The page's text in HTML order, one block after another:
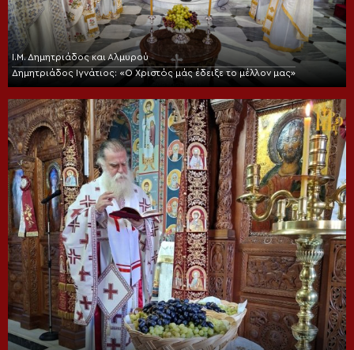
Ι.Μ. Δημητριάδος και Αλμυρού
Δημητριάδος Ιγνάτιος: «Ο Χριστός μάς έδειξε το μέλλον μας»